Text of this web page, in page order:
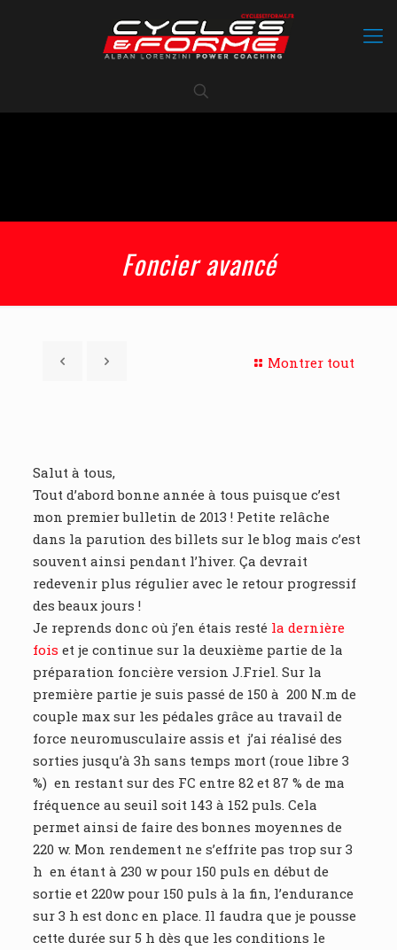
Foncier avancé
Montrer tout
Salut à tous,
Tout d’abord bonne année à tous puisque c’est
mon premier bulletin de 2013 ! Petite relâche
dans la parution des billets sur le blog mais c’est
souvent ainsi pendant l’hiver. Ça devrait
redevenir plus régulier avec le retour progressif
des beaux jours !
Je reprends donc où j’en étais resté la dernière
fois et je continue sur la deuxième partie de la
préparation foncière version J.Friel. Sur la
première partie je suis passé de 150 à 200 N.m de
couple max sur les pédales grâce au travail de
force neuromusculaire assis et j’ai réalisé des
sorties jusqu’à 3h sans temps mort (roue libre 3
%) en restant sur des FC entre 82 et 87 % de ma
fréquence au seuil soit 143 à 152 puls. Cela
permet ainsi de faire des bonnes moyennes de
220 w. Mon rendement ne s’effrite pas trop sur 3
h en étant à 230 w pour 150 puls en début de
sortie et 220w pour 150 puls à la fin, l’endurance
sur 3 h est donc en place. Il faudra que je pousse
cette durée sur 5 h dès que les conditions le